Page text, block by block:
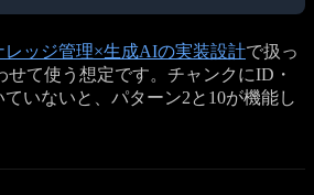
レッジ管理×生成AIの実装設計で扱っ
せて使う想定です。チャンクにID・
いないと、パターン2と10が機能し